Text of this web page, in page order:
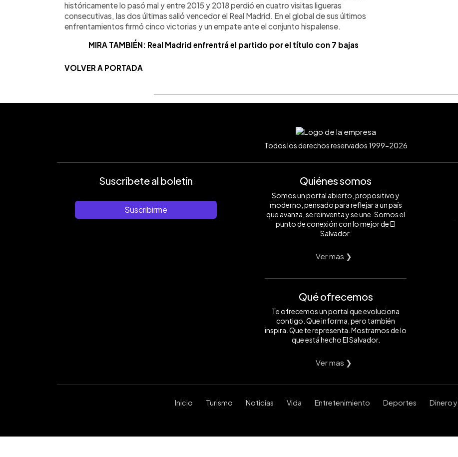
históricamente lo pasó mal y entre 2015 y 2018 perdió en cuatro visitas ligueras
consecutivas, las dos últimas salió vencedor el Real Madrid. En el global de sus últimos
enfrentamientos firmó cinco victorias y un empate ante el conjunto hispalense.
MIRA TAMBIÉN: Real Madrid enfrentrá el partido por el título con 7 bajas
VOLVER A PORTADA
Todos los derechos reservados 1999-2026
Suscríbete al boletín
Suscribirme
Quiénes somos
Somos un portal abierto, propositivo y
moderno, pensado para reflejar a un país
que avanza, se reinventa y se une. Somos el
punto de conexión con lo mejor de El
Salvador.
Ver mas ❯
Qué ofrecemos
Te ofrecemos un portal que evoluciona
contigo. Que informa, pero también
inspira. Que te representa. Mostramos de lo
que está hecho El Salvador.
Ver mas ❯
Inicio Turismo Noticias Vida Entretenimiento Deportes Dinero